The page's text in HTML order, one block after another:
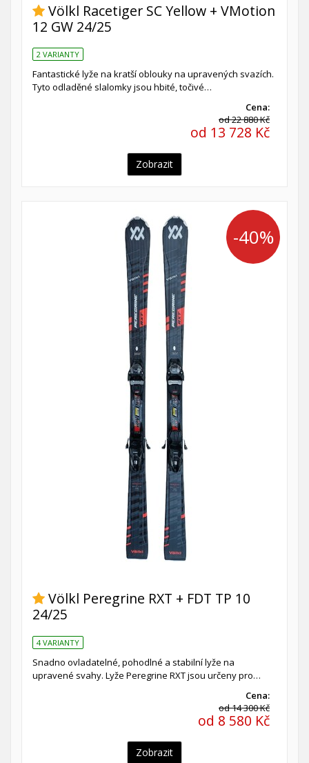
Völkl Racetiger SC Yellow + VMotion
12 GW 24/25
2 VARIANTY
Fantastické lyže na kratší oblouky na upravených svazích.
Tyto odladěné slalomky jsou hbité, točivé…
Cena:
od 22 880 Kč
od 13 728 Kč
Zobrazit
-40%
Völkl Peregrine RXT + FDT TP 10
24/25
4 VARIANTY
Snadno ovladatelné, pohodlné a stabilní lyže na
upravené svahy. Lyže Peregrine RXT jsou určeny pro…
Cena:
od 14 300 Kč
od 8 580 Kč
Zobrazit